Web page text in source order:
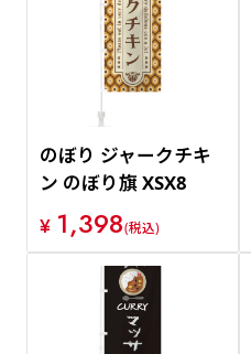
のぼり ジャークチキ
ン のぼり旗 XSX8
¥ 1,398(税込)